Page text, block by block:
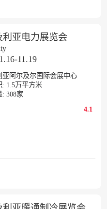
利亚电力展览会
11.19
亚阿尔及尔国际会展中心
: 1.5万平方米
: 308家
4.1